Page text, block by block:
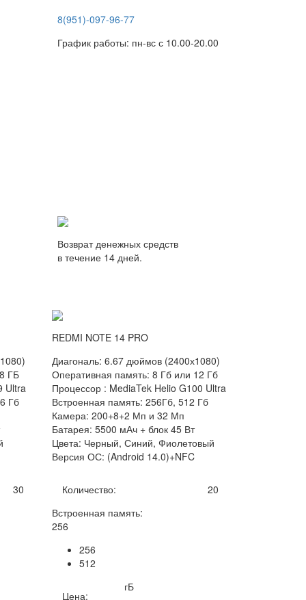
8(951)-097-96-77
График работы: пн-вс с 10.00-20.00
Возврат денежных средств
в течение 14 дней.
ГБ
Ultra
Гб
30
REDMI NOTE 14 PRO
Диагональ: 6.67 дюймов (2400х1080)
Оперативная память: 8 Гб или 12 Гб
Процессор : MediaTek Helio G100 Ultra
Встроенная память: 256Гб, 512 Гб
Камера: 200+8+2 Мп и 32 Мп
Батарея: 5500 мАч + блок 45 Вт
Цвета: Черный, Синий, Фиолетовый
Версия ОС: (Android 14.0)+NFC
Количество:
20
Встроенная память:
256
256
512
гБ
Цена: